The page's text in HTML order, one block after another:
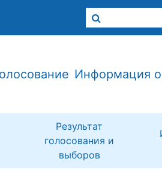
Информация
Результат
голосования и
выборов